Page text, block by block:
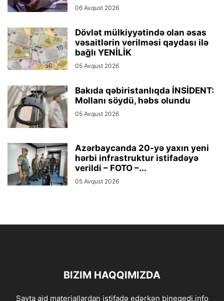
06 Avqust 2026
Dövlət mülkiyyətində olan əsas
vəsaitlərin verilməsi qaydası ilə
bağlı YENİLİK
05 Avqust 2026
Bakıda qəbiristanlıqda İNSİDENT:
Mollanı söydü, həbs olundu
05 Avqust 2026
Azərbaycanda 20-yə yaxın yeni
hərbi infrastruktur istifadəyə
verildi – FOTO –...
05 Avqust 2026
BIZIM HAQQIMIZDA
Sayta aid materiallardan istifadə edərkən bineqedi.info